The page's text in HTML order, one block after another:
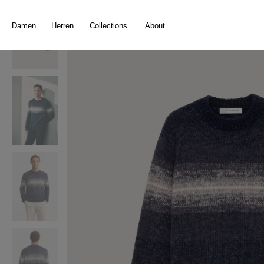
Damen Herren Collections About